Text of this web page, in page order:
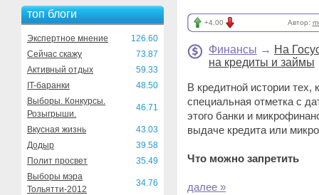
топ блоги
Экспертное мнение
126.60
Сейчас скажу
73.87
Активный отдых
59.33
IT-баранки
48.50
Выборы. Конкурсы.
Розыгрыши.
46.71
Вкусная жизнь
43.03
Додыр
39.58
Полит просвет
35.49
Выборы мэра
Тольятти-2012
34.76
+4.00 Автор:
Финансы → На
на кредиты и займы
В кредитной истории тех,
специальная отметка с
этого банки и
выдаче кредита или
Что можно запретить
далее »